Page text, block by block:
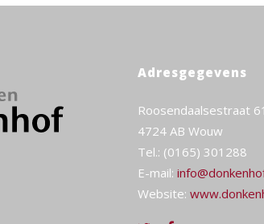
Adresgegevens
Roosendaalsestraat 61
4724 AB Wouw
Tel.: (0165) 301288
E-mail:
Website: